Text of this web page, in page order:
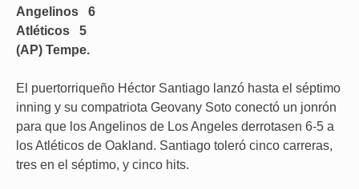
Angelinos 6
Atléticos 5
(AP) Tempe.
El puertorriqueño Héctor Santiago lanzó hasta el séptimo
inning y su compatriota Geovany Soto conectó un jonrón
para que los Angelinos de Los Angeles derrotasen 6-5 a
los Atléticos de Oakland. Santiago toleró cinco carreras,
tres en el séptimo, y cinco hits.